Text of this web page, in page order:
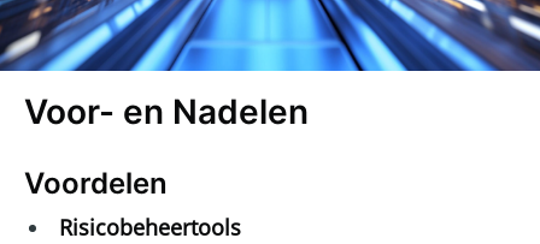
Voor- en Nadelen
Voordelen
Risicobeheertools